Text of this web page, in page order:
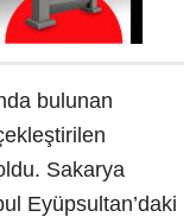
bulunan
Sakarya
Eyüpsultan’daki